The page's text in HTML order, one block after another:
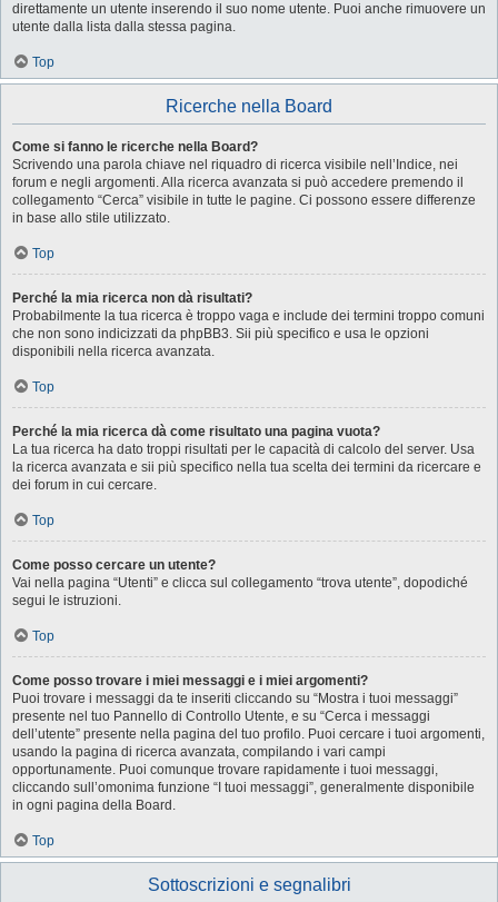
direttamente un utente inserendo il suo nome utente. Puoi anche rimuovere un
utente dalla lista dalla stessa pagina.
Top
Ricerche nella Board
Come si fanno le ricerche nella Board?
Scrivendo una parola chiave nel riquadro di ricerca visibile nell’Indice, nei
forum e negli argomenti. Alla ricerca avanzata si può accedere premendo il
collegamento “Cerca” visibile in tutte le pagine. Ci possono essere differenze
in base allo stile utilizzato.
Top
Perché la mia ricerca non dà risultati?
Probabilmente la tua ricerca è troppo vaga e include dei termini troppo comuni
che non sono indicizzati da phpBB3. Sii più specifico e usa le opzioni
disponibili nella ricerca avanzata.
Top
Perché la mia ricerca dà come risultato una pagina vuota?
La tua ricerca ha dato troppi risultati per le capacità di calcolo del server. Usa
la ricerca avanzata e sii più specifico nella tua scelta dei termini da ricercare e
dei forum in cui cercare.
Top
Come posso cercare un utente?
Vai nella pagina “Utenti” e clicca sul collegamento “trova utente”, dopodiché
segui le istruzioni.
Top
Come posso trovare i miei messaggi e i miei argomenti?
Puoi trovare i messaggi da te inseriti cliccando su “Mostra i tuoi messaggi”
presente nel tuo Pannello di Controllo Utente, e su “Cerca i messaggi
dell’utente” presente nella pagina del tuo profilo. Puoi cercare i tuoi argomenti,
usando la pagina di ricerca avanzata, compilando i vari campi
opportunamente. Puoi comunque trovare rapidamente i tuoi messaggi,
cliccando sull’omonima funzione “I tuoi messaggi”, generalmente disponibile
in ogni pagina della Board.
Top
Sottoscrizioni e segnalibri